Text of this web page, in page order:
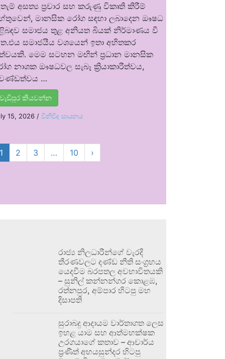
අසත්‍ය ප්‍රචාර සහ කරුණු විකෘති කිරීම්
මානසික රෝග සඳහා ලබාදෙන ඖෂධ
සමාජය තුළ අනියත බියක් නිර්මාණය වී
සමාජයීය වශයෙන් ඉතා අහිතකර
මෙම සටහන මඟින් ප්‍රධාන මානසික
නාශක ඖෂධවල සැබෑ ක්‍රියාකාරීත්වය,
…
වැඩිපුර කියවන්න
15, 2026 / විනිවිද සායනය
1 2 3 … 10 ›
රාජ්‍ය නිලධාරීන්ගේ වැරදි
තීරණවලට දණ්ඩ නීති සංග්‍රහය
යෙදවීම බරපතල අවභාවිතයකි
– සුනිල් කන්නන්ගර කොළඹ,
රත්නපුර, අම්පාර හිටපු මහ
දිසාපති
සුරාබදු ආදායම වාර්තාගත ලෙස
ඉහළ යාම සහ ආත්මභක්ෂක
උරගයාගේ කතාව – ආචාර්ය
ප්‍රණීත් අභයසුන්දර හිටපු